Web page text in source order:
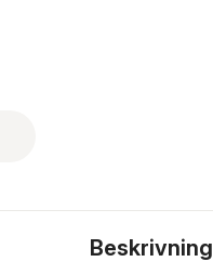
Beskrivning